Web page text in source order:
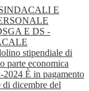
E
E DS -
stipendiale di
parte economica
È in pagamento
di dicembre del